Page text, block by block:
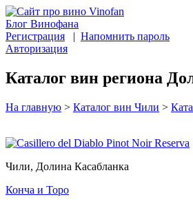
Блог Винофана
Регистрация | Напомнить пароль
Авторизация
Каталог вин региона
На главную > Каталог вин Чили >
Чили, Долина Касабланка
Конча и Торо